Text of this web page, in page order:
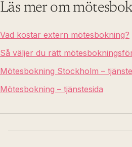
Läs mer om
Vad kostar extern mötesbokning?
Så väljer du rätt
Mötesbokning Stockholm –
Mötesbokning – tjänstesida